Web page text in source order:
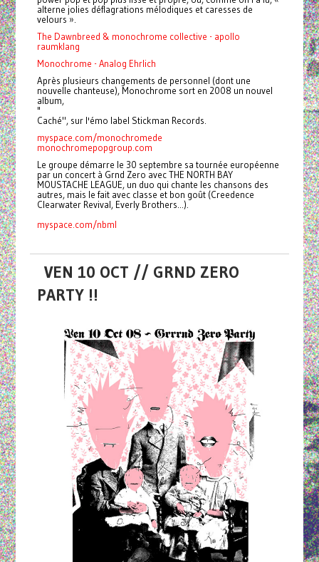
alterne jolies déflagrations mélodiques et caresses de
velours ».
The Dawnbreed & monochrome collective - apollo
raumklang
Monochrome - Analog Ehrlich
Après plusieurs changements de personnel (dont une
nouvelle chanteuse), Monochrome sort en 2008 un nouvel
album,
"
Caché", sur l'émo label Stickman Records.
myspace.com/monochromede
monochromepopgroup.com
Le groupe démarre le 30 septembre sa tournée européenne
par un concert à Grnd Zero avec THE NORTH BAY
MOUSTACHE LEAGUE, un duo qui chante les chansons des
autres, mais le fait avec classe et bon goût (Creedence
Clearwater Revival, Everly Brothers...).
myspace.com/nbml
VEN 10 OCT // GRND ZERO
PARTY !!